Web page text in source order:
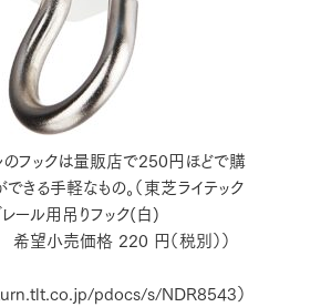
のフックは量販店で250円ほどで購
できる手軽なもの。（東芝ライテック
レール用吊りフック(白)
望小売価格 220 円（税別））
pdocs/s/NDR8543）